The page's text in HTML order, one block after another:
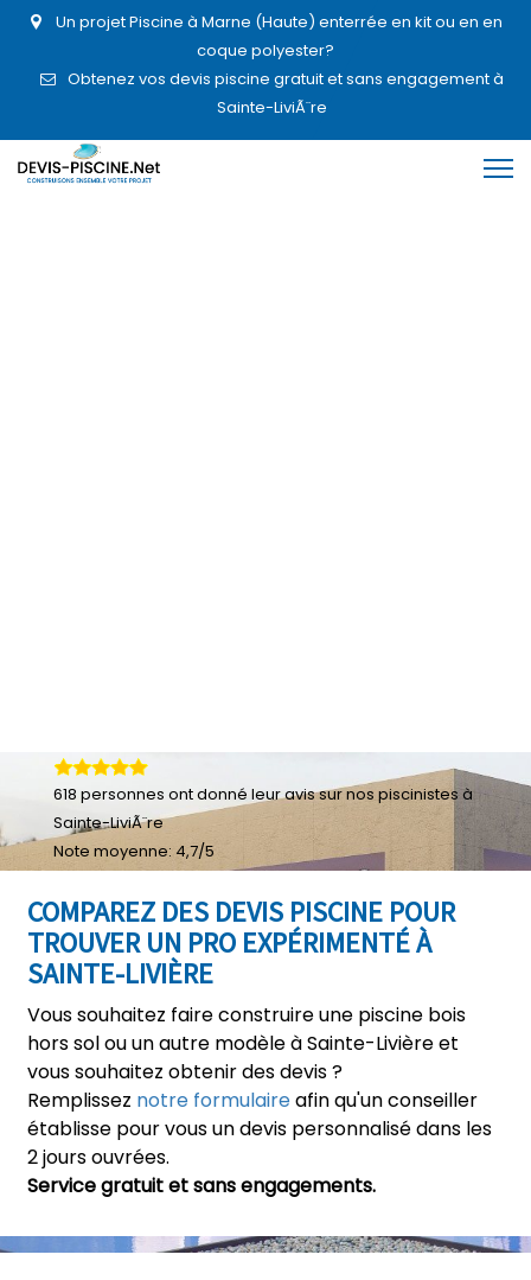
Un projet Piscine à Marne (Haute) enterrée en kit ou en en
coque polyester?
Obtenez vos devis piscine gratuit et sans engagement à
Sainte-LiviÃ¨re
COMPAREZ DES DEVIS PISCINE POUR
TROUVER UN PRO EXPÉRIMENTÉ À
SAINTE-LIVIÈRE
Vous souhaitez faire construire une piscine bois
hors sol ou un autre modèle à Sainte-Livière et
vous souhaitez obtenir des devis ?
Remplissez notre formulaireafin qu'un conseiller
établisse pour vous un devis personnalisé dans les
2 jours ouvrées.
Service gratuit et sans engagements.
618 personnes ont donné leuravis sur nos piscinistes à
Sainte-LiviÃ¨re
Note moyenne: 4,7/5